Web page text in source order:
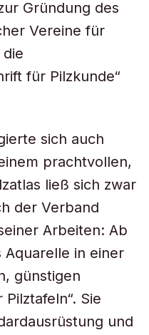
Gründung des
Vereine für
die
für Pilzkunde“
sich auch
prachtvollen,
ließ sich zwar
der Verband
Arbeiten: Ab
Aquarelle in einer
günstigen
Sie
und